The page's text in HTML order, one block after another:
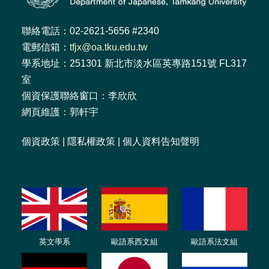
聯絡電話：02-2621-5656 #2340
電郵信箱： tfjx@oa.tku.edu.tw
學系地址：251301 新北市淡水區英專路151號 FL317
室
個資保護聯絡窗口：李欣欣
網頁維護：郭軒宇
個資政策 隱私權政策 個人資料告知聲明
英文學系 歐語系西文組 歐語系法文組